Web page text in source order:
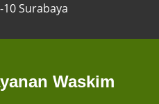
10 Surabaya
Waskim